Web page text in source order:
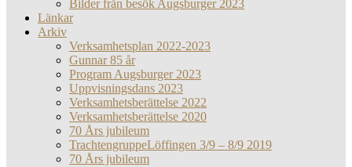
Bilder från besök Augsburger 2023
Länkar
Arkiv
Verksamhetsplan 2022-2023
Gunnar 85 år
Program Augsburger 2023
Uppvisningsdans 2023
Verksamhetsberättelse 2022
Verksamhetsberättelse 2020
70 Års jubileum
TrachtengruppeLöffingen 3/9 – 8/9 2019
70 Års jubileum